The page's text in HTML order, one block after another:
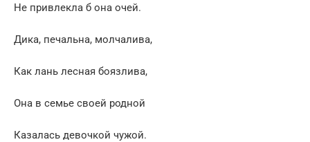
Не привлекла б она очей.
Дика, печальна, молчалива,
Как лань лесная боязлива,
Она в семье своей родной
Казалась девочкой чужой.